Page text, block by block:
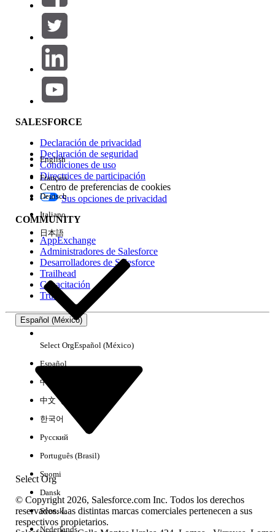
SELECCIONAR FILTROS
Área de productos
Repercusión de función
Edición
Experiencia
No hay resultados
SALESFORCE
Declaración de privacidad
Declaración de seguridad
Condiciones de uso
Directrices de participación
Centro de preferencias de cookies
Sus opciones de privacidad
COMMUNITY
AppExchange
Administradores de Salesforce
Desarrolladores de Salesforce
Trailhead
Capacitación
Trust
Español (México)
Select Org
English
Français
Deutsch
Italiano
日本語
Select OrgEspañol (México)
Español
中文（简体）
中文（繁體）
한국어
Русский
Português (Brasil)
Suomi
Dansk
Svenska
Nederlands
© Copyright 2026, Salesforce.com Inc. Todos los derechos
reservados. Las distintas marcas comerciales pertenecen a sus
respectivos propietarios.